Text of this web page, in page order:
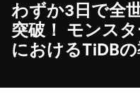
ます。
詳細はこちら
事例記事
お客様事例やユーザーに
ています。
リソース
学習コンテンツ
ブログ
わずか3日で全
突破！ モンス
におけるTiDB